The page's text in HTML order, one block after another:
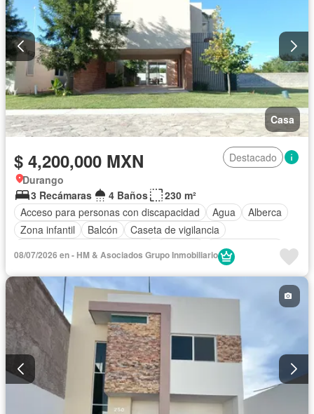
Casa
$ 4,200,000 MXN
Destacado
Durango
3 Recámaras
4 Baños
230 m²
Acceso para personas con discapacidad
Agua
Alberca
Zona infantil
Balcón
Caseta de vigilancia
Cocina integral
Cuarto de servicio
Electricidad
Estacionamiento
Gas natural
Jardín
Recámara con closet
Seguridad
Televisión por cable
Terraza
Sin amueblar
08/07/2026 en - HM & Asociados Grupo Inmobiliario